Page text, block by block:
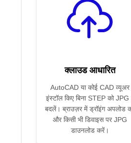
क्लाउड आधारित
AutoCAD या कोई CAD व्यूअर
इंस्टॉल किए बिना STEP को JPG
बदलें। ब्राउज़र में ड्रॉइंग अपलोड
और किसी भी डिवाइस पर JPG
डाउनलोड करें।